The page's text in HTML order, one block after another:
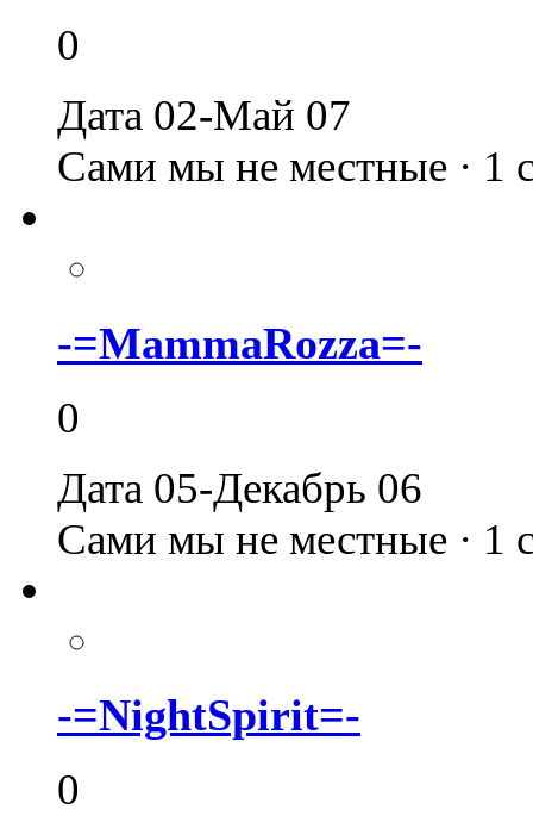
0
Дата 02-Май 07
Сами мы не местные · 1
-=MammaRozza=-
0
Дата 05-Декабрь 06
Сами мы не местные · 1
-=NightSpirit=-
0